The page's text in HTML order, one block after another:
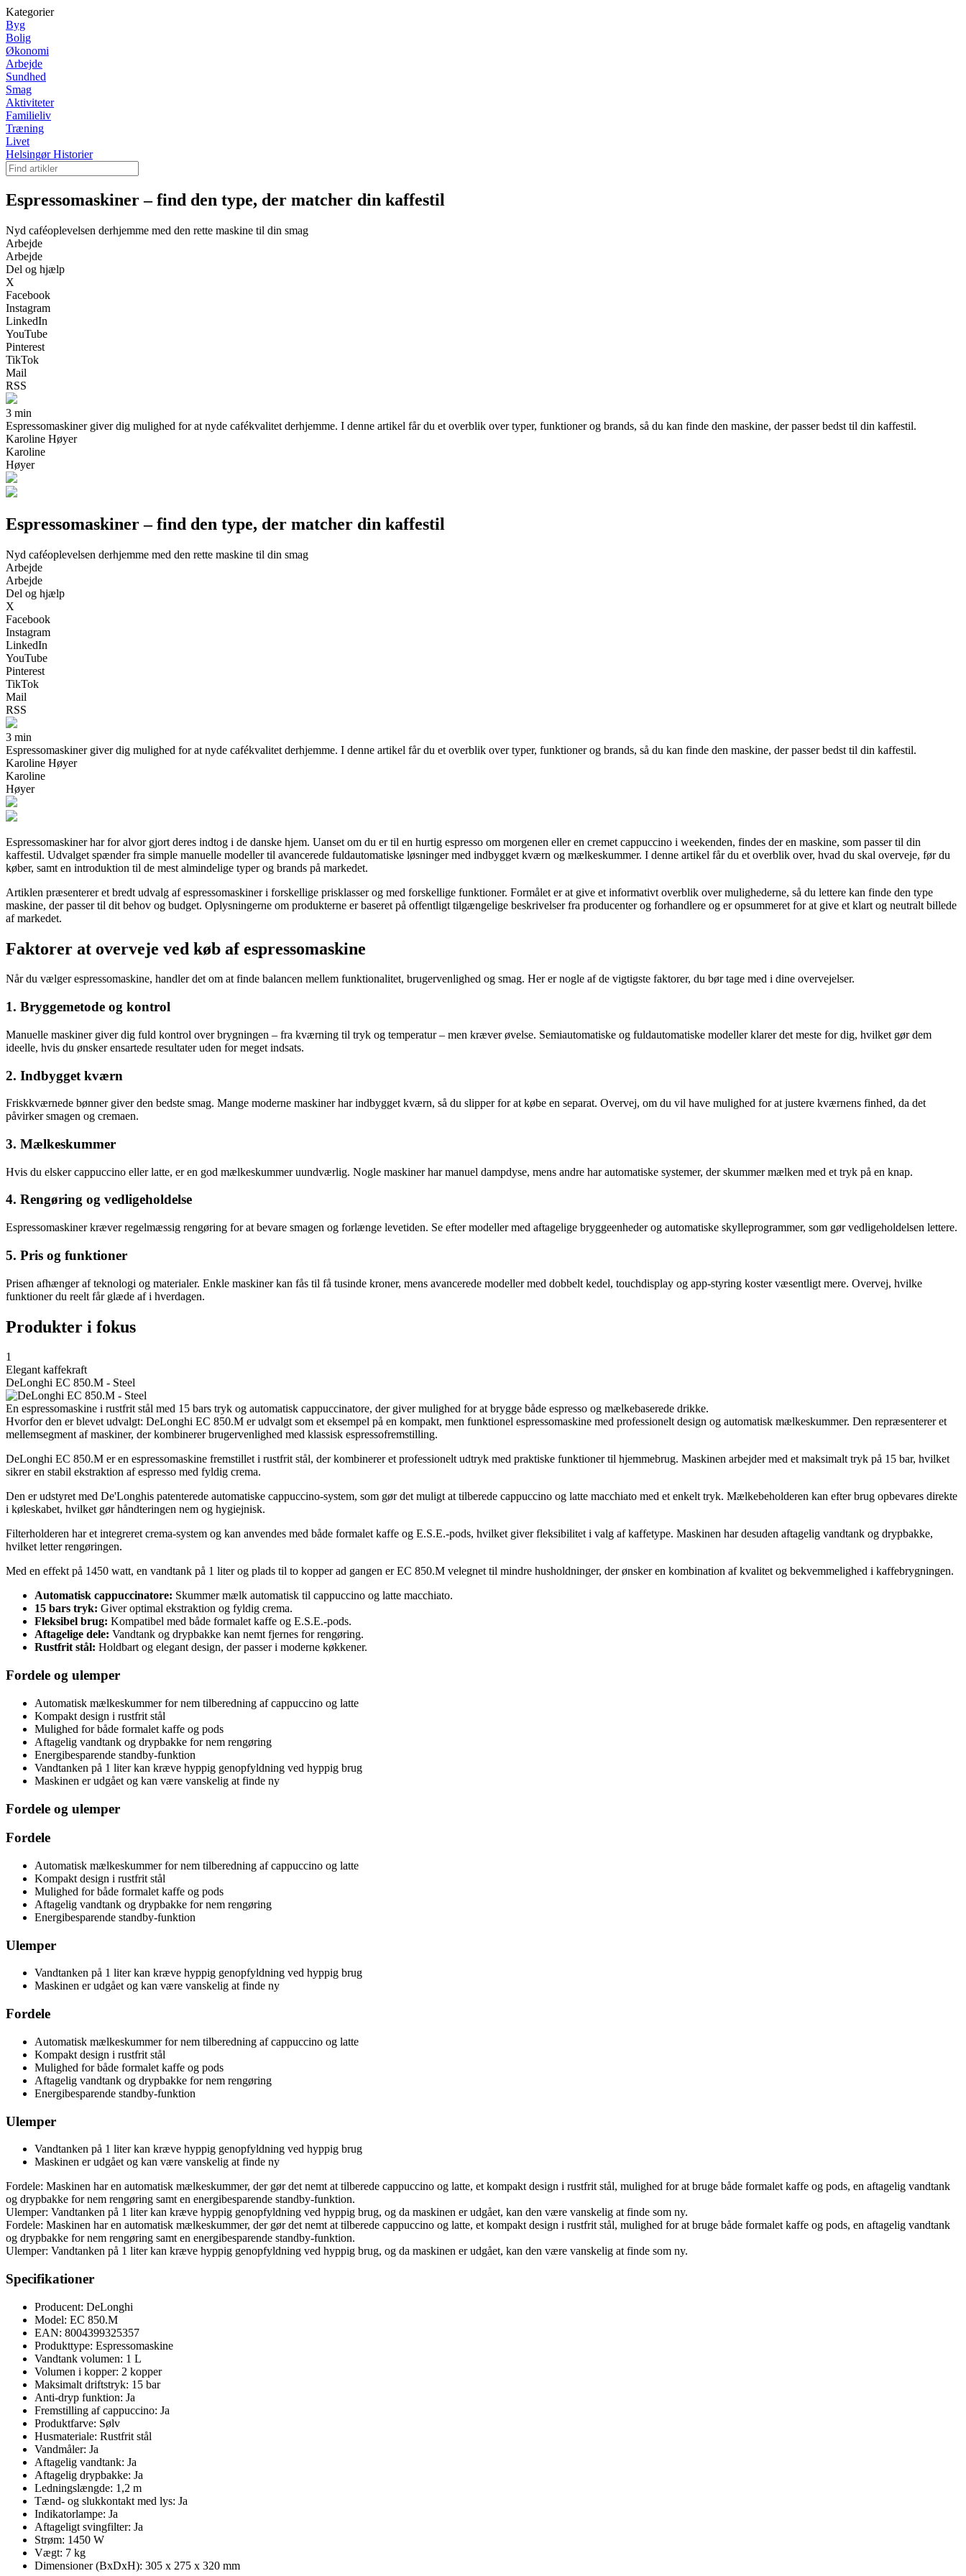
Kategorier
Byg
Bolig
Økonomi
Arbejde
Sundhed
Smag
Aktiviteter
Familieliv
Træning
Livet
Helsingør Historier
Espressomaskiner – find den type, der matcher din kaffestil
Nyd caféoplevelsen derhjemme med den rette maskine til din smag
Arbejde
Arbejde
Del og hjælp
X
Facebook
Instagram
LinkedIn
YouTube
Pinterest
TikTok
Mail
RSS
3 min
Espressomaskiner giver dig mulighed for at nyde cafékvalitet derhjemme. I denne artikel får du et overblik over typer, funktioner og brands, så du kan finde den maskine, der passer bedst til din kaffestil.
Karoline Høyer
Karoline
Høyer
Espressomaskiner – find den type, der matcher din kaffestil
Nyd caféoplevelsen derhjemme med den rette maskine til din smag
Arbejde
Arbejde
Del og hjælp
X
Facebook
Instagram
LinkedIn
YouTube
Pinterest
TikTok
Mail
RSS
3 min
Espressomaskiner giver dig mulighed for at nyde cafékvalitet derhjemme. I denne artikel får du et overblik over typer, funktioner og brands, så du kan finde den maskine, der passer bedst til din kaffestil.
Karoline Høyer
Karoline
Høyer
Espressomaskiner har for alvor gjort deres indtog i de danske hjem. Uanset om du er til en hurtig espresso om morgenen eller en cremet cappuccino i weekenden, findes der en maskine, som passer til din
kaffestil. Udvalget spænder fra simple manuelle modeller til avancerede fuldautomatiske løsninger med indbygget kværn og mælkeskummer. I denne artikel får du et overblik over, hvad du skal overveje, før du
køber, samt en introduktion til de mest almindelige typer og brands på markedet.
Artiklen præsenterer et bredt udvalg af espressomaskiner i forskellige prisklasser og med forskellige funktioner. Formålet er at give et informativt overblik over mulighederne, så du lettere kan finde den type
maskine, der passer til dit behov og budget. Oplysningerne om produkterne er baseret på offentligt tilgængelige beskrivelser fra producenter og forhandlere og er opsummeret for at give et klart og neutralt billede
af markedet.
Faktorer at overveje ved køb af espressomaskine
Når du vælger espressomaskine, handler det om at finde balancen mellem funktionalitet, brugervenlighed og smag. Her er nogle af de vigtigste faktorer, du bør tage med i dine overvejelser.
1. Bryggemetode og kontrol
Manuelle maskiner giver dig fuld kontrol over brygningen – fra kværning til tryk og temperatur – men kræver øvelse. Semiautomatiske og fuldautomatiske modeller klarer det meste for dig, hvilket gør dem
ideelle, hvis du ønsker ensartede resultater uden for meget indsats.
2. Indbygget kværn
Friskkværnede bønner giver den bedste smag. Mange moderne maskiner har indbygget kværn, så du slipper for at købe en separat. Overvej, om du vil have mulighed for at justere kværnens finhed, da det
påvirker smagen og cremaen.
3. Mælkeskummer
Hvis du elsker cappuccino eller latte, er en god mælkeskummer uundværlig. Nogle maskiner har manuel dampdyse, mens andre har automatiske systemer, der skummer mælken med et tryk på en knap.
4. Rengøring og vedligeholdelse
Espressomaskiner kræver regelmæssig rengøring for at bevare smagen og forlænge levetiden. Se efter modeller med aftagelige bryggeenheder og automatiske skylleprogrammer, som gør vedligeholdelsen lettere.
5. Pris og funktioner
Prisen afhænger af teknologi og materialer. Enkle maskiner kan fås til få tusinde kroner, mens avancerede modeller med dobbelt kedel, touchdisplay og app-styring koster væsentligt mere. Overvej, hvilke
funktioner du reelt får glæde af i hverdagen.
Produkter i fokus
1
Elegant kaffekraft
DeLonghi EC 850.M - Steel
En espressomaskine i rustfrit stål med 15 bars tryk og automatisk cappuccinatore, der giver mulighed for at brygge både espresso og mælkebaserede drikke.
Hvorfor den er blevet udvalgt: DeLonghi EC 850.M er udvalgt som et eksempel på en kompakt, men funktionel espressomaskine med professionelt design og automatisk mælkeskummer. Den repræsenterer et
mellemsegment af maskiner, der kombinerer brugervenlighed med klassisk espressofremstilling.
DeLonghi EC 850.M er en espressomaskine fremstillet i rustfrit stål, der kombinerer et professionelt udtryk med praktiske funktioner til hjemmebrug. Maskinen arbejder med et maksimalt tryk på 15 bar, hvilket
sikrer en stabil ekstraktion af espresso med fyldig crema.
Den er udstyret med De'Longhis patenterede automatiske cappuccino-system, som gør det muligt at tilberede cappuccino og latte macchiato med et enkelt tryk. Mælkebeholderen kan efter brug opbevares direkte
i køleskabet, hvilket gør håndteringen nem og hygiejnisk.
Filterholderen har et integreret crema-system og kan anvendes med både formalet kaffe og E.S.E.-pods, hvilket giver fleksibilitet i valg af kaffetype. Maskinen har desuden aftagelig vandtank og drypbakke,
hvilket letter rengøringen.
Med en effekt på 1450 watt, en vandtank på 1 liter og plads til to kopper ad gangen er EC 850.M velegnet til mindre husholdninger, der ønsker en kombination af kvalitet og bekvemmelighed i kaffebrygningen.
Automatisk cappuccinatore: Skummer mælk automatisk til cappuccino og latte macchiato.
15 bars tryk: Giver optimal ekstraktion og fyldig crema.
Fleksibel brug: Kompatibel med både formalet kaffe og E.S.E.-pods.
Aftagelige dele: Vandtank og drypbakke kan nemt fjernes for rengøring.
Rustfrit stål: Holdbart og elegant design, der passer i moderne køkkener.
Fordele og ulemper
Automatisk mælkeskummer for nem tilberedning af cappuccino og latte
Kompakt design i rustfrit stål
Mulighed for både formalet kaffe og pods
Aftagelig vandtank og drypbakke for nem rengøring
Energibesparende standby-funktion
Vandtanken på 1 liter kan kræve hyppig genopfyldning ved hyppig brug
Maskinen er udgået og kan være vanskelig at finde ny
Fordele og ulemper
Fordele
Automatisk mælkeskummer for nem tilberedning af cappuccino og latte
Kompakt design i rustfrit stål
Mulighed for både formalet kaffe og pods
Aftagelig vandtank og drypbakke for nem rengøring
Energibesparende standby-funktion
Ulemper
Vandtanken på 1 liter kan kræve hyppig genopfyldning ved hyppig brug
Maskinen er udgået og kan være vanskelig at finde ny
Fordele
Automatisk mælkeskummer for nem tilberedning af cappuccino og latte
Kompakt design i rustfrit stål
Mulighed for både formalet kaffe og pods
Aftagelig vandtank og drypbakke for nem rengøring
Energibesparende standby-funktion
Ulemper
Vandtanken på 1 liter kan kræve hyppig genopfyldning ved hyppig brug
Maskinen er udgået og kan være vanskelig at finde ny
Fordele: Maskinen har en automatisk mælkeskummer, der gør det nemt at tilberede cappuccino og latte, et kompakt design i rustfrit stål, mulighed for at bruge både formalet kaffe og pods, en aftagelig vandtank
og drypbakke for nem rengøring samt en energibesparende standby-funktion.
Ulemper: Vandtanken på 1 liter kan kræve hyppig genopfyldning ved hyppig brug, og da maskinen er udgået, kan den være vanskelig at finde som ny.
Fordele: Maskinen har en automatisk mælkeskummer, der gør det nemt at tilberede cappuccino og latte, et kompakt design i rustfrit stål, mulighed for at bruge både formalet kaffe og pods, en aftagelig vandtank
og drypbakke for nem rengøring samt en energibesparende standby-funktion.
Ulemper: Vandtanken på 1 liter kan kræve hyppig genopfyldning ved hyppig brug, og da maskinen er udgået, kan den være vanskelig at finde som ny.
Specifikationer
Producent: DeLonghi
Model: EC 850.M
EAN: 8004399325357
Produkttype: Espressomaskine
Vandtank volumen: 1 L
Volumen i kopper: 2 kopper
Maksimalt driftstryk: 15 bar
Anti-dryp funktion: Ja
Fremstilling af cappuccino: Ja
Produktfarve: Sølv
Husmateriale: Rustfrit stål
Vandmåler: Ja
Aftagelig vandtank: Ja
Aftagelig drypbakke: Ja
Ledningslængde: 1,2 m
Tænd- og slukkontakt med lys: Ja
Indikatorlampe: Ja
Aftageligt svingfilter: Ja
Strøm: 1450 W
Vægt: 7 kg
Dimensioner (BxDxH): 305 x 275 x 320 mm